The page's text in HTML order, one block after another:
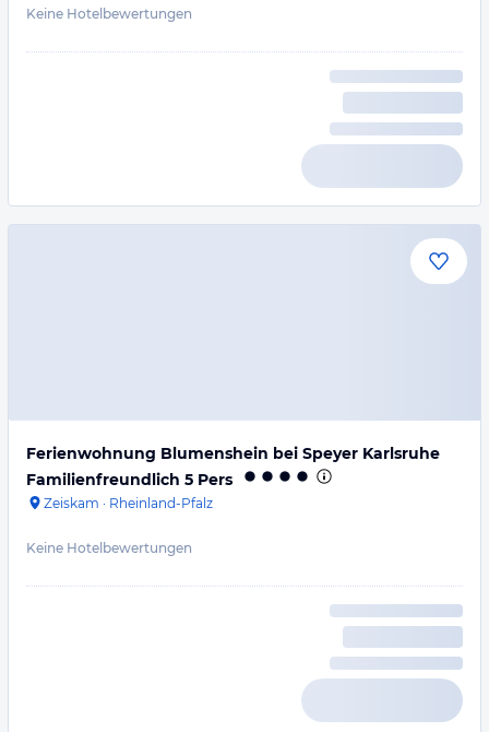
Keine Hotelbewertungen
Ferienwohnung Blumenshein bei Speyer Karlsruhe
Familienfreundlich 5 Pers
Zeiskam · Rheinland-Pfalz
Keine Hotelbewertungen